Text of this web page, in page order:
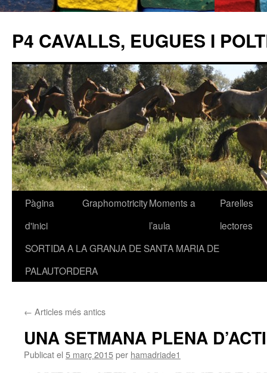
P4 CAVALLS, EUGUES I
Vés
contingut
Pàgina
d'inici
GraphomotricityMoments a
l’aula
Parelles
lectores
SORTIDA A LA GRANJA DE SANTA MARIA DE
PALAUTORDERA
← Articles més antics
UNA SETMANA PLENA
Publicat el 5 març 2015per hamadriade1